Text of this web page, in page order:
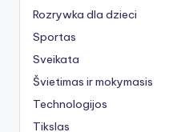
Rozrywka dla dzieci
Sportas
Sveikata
Švietimas ir mokymasis
Technologijos
Tikslas